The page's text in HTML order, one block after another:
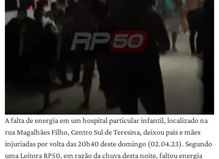
A falta de energia em um hospital particular infantil, localizado na
rua Magalhães Filho, Centro Sul de Teresina, deixou pais e mães
injuriadas por volta das 20h40 deste domingo (02.04.23). Segundo
uma Leitora RP50, em razão da chuva desta noite, faltou energia